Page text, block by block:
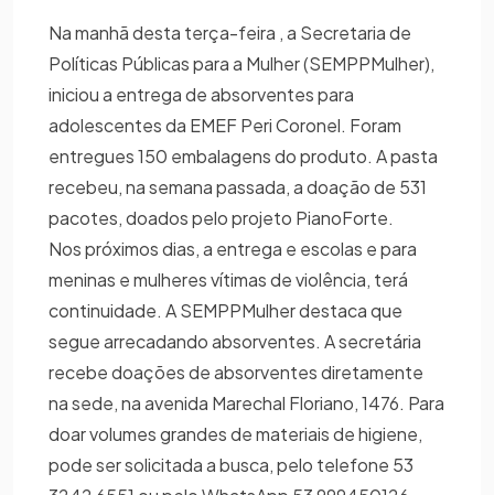
Na manhã desta terça-feira , a Secretaria de
Políticas Públicas para a Mulher (SEMPPMulher),
iniciou a entrega de absorventes para
adolescentes da EMEF Peri Coronel. Foram
entregues 150 embalagens do produto. A pasta
recebeu, na semana passada, a doação de 531
pacotes, doados pelo projeto PianoForte.
Nos próximos dias, a entrega e escolas e para
meninas e mulheres vítimas de violência, terá
continuidade. A SEMPPMulher destaca que
segue arrecadando absorventes. A secretária
recebe doações de absorventes diretamente
na sede, na avenida Marechal Floriano, 1476. Para
doar volumes grandes de materiais de higiene,
pode ser solicitada a busca, pelo telefone 53